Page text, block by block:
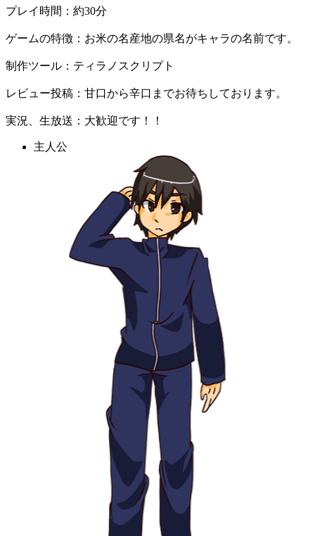
プレイ時間：約30分
ゲームの特徴：お米の名産地の県名がキャラの名前です。
制作ツール：ティラノスクリプト
レビュー投稿：甘口から辛口までお待ちしております。
実況、生放送：大歓迎です！！
主人公